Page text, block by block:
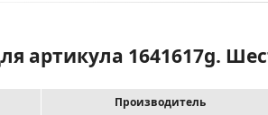
артикула 1641617g.
Производитель